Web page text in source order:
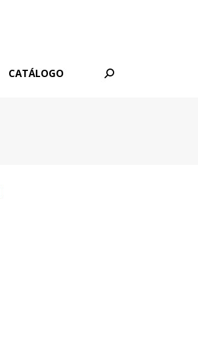
CATÁLOGO Buscar: